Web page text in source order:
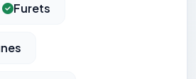
Furets